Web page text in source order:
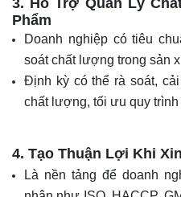
3. Hỗ Trợ Quản Lý
Phẩm
Doanh nghiệp có tiêu
soát chất lượng trong sản
Định kỳ có thể rà soát,
chất lượng, tối ưu quy trình
4. Tạo Thuận Lợi Khi
Là nền tảng để doanh